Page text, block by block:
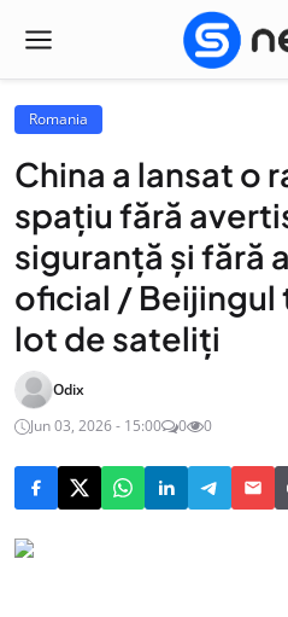
Romania
China a lansat o
spațiu fără
siguranță și fără
oficial / Beijingul
lot de sateliți
Odix
Jun 03, 2026 - 15:00
0 0